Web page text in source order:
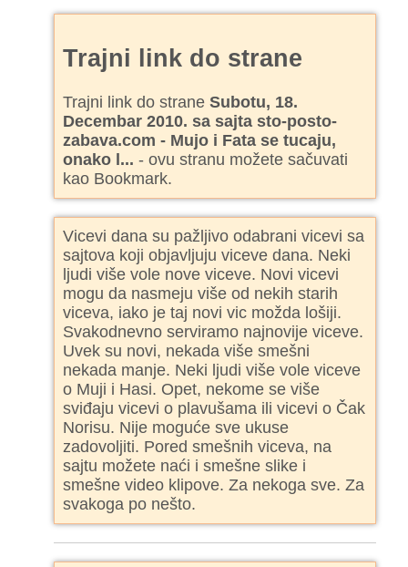
Trajni link do strane
Trajni link do straneSubotu, 18.
Decembar 2010. sa sajta sto-posto-
zabava.com - Mujo i Fata se tucaju,
onako l... - ovu stranu možete sačuvati
kao Bookmark.
Vicevi dana su pažljivo odabrani vicevi sa
sajtova koji objavljuju viceve dana. Neki
ljudi više vole nove viceve. Novi vicevi
mogu da nasmeju više od nekih starih
viceva, iako je taj novi vic možda lošiji.
Svakodnevno serviramo najnovije viceve.
Uvek su novi, nekada više smešni
nekada manje. Neki ljudi više vole viceve
o Muji i Hasi. Opet, nekome se više
sviđaju vicevi o plavušama ili vicevi o Čak
Norisu. Nije moguće sve ukuse
zadovoljiti. Pored smešnih viceva, na
sajtu možete naći i smešne slike i
smešne video klipove. Za nekoga sve. Za
svakoga po nešto.